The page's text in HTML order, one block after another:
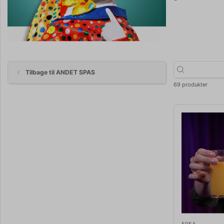
Tilbage til ANDET SPAS
69 produkter